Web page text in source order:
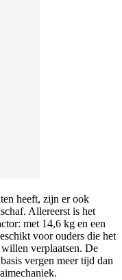
heeft, zijn er ook
Allereerst is het
met 14,6 kg en een
voor ouders die het
willen verplaatsen. De
vergen meer tijd dan